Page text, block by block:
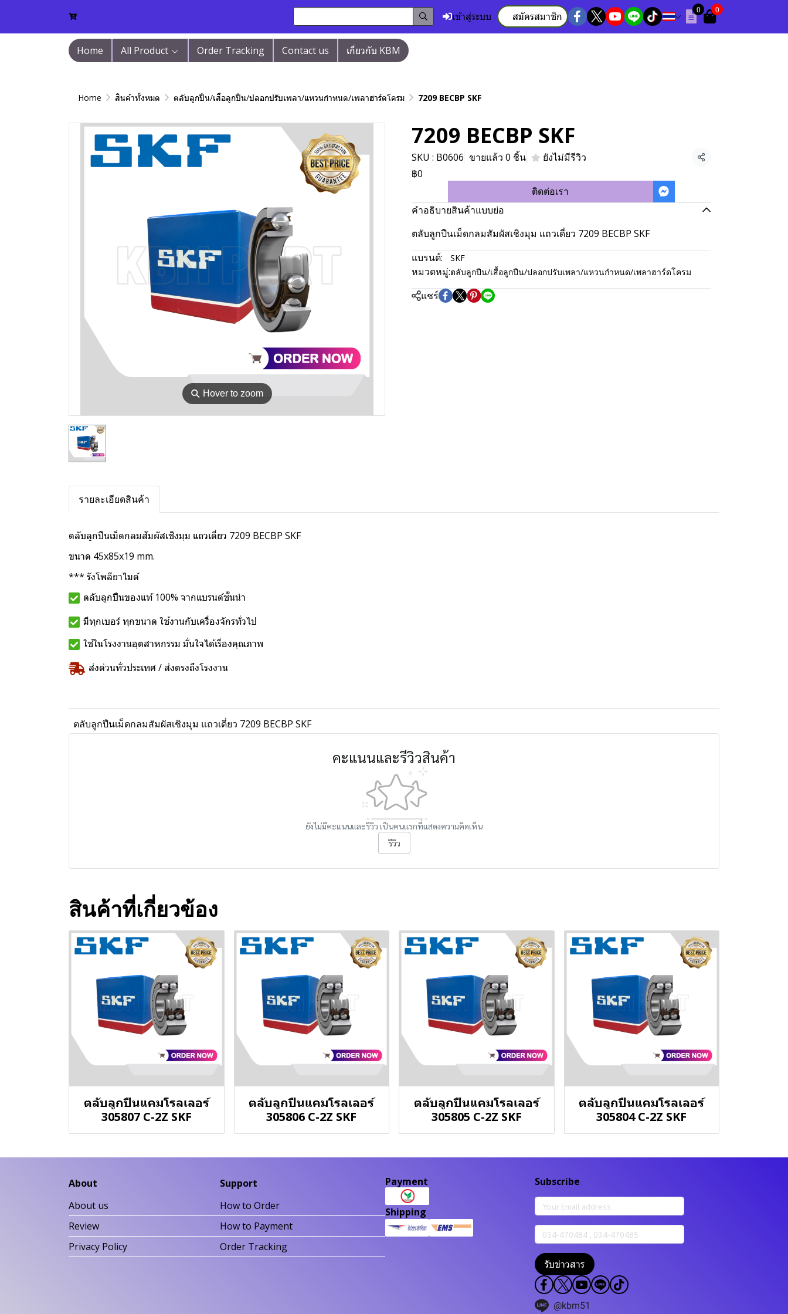
เข้าสู่ระบบ สมัครสมาชิก
0 0
Home All Product Order Tracking Contact us เกี่ยวกับ KBM
Home สินค้าทั้งหมด ตลับลูกปืน/เสื้อลูกปืน/ปลอกปรับเพลา/แหวนกำหนด/เพลาฮาร์ดโครม 7209 BECBP SKF
⚲ Hover to zoom
7209 BECBP SKF
SKU : B0606 ขายแล้ว 0 ชิ้น ยังไม่มีรีวิว
แชร์
฿0
ติดต่อเรา
คำอธิบายสินค้าแบบย่อ
ตลับลูกปืนเม็ดกลมสัมผัสเชิงมุม แถวเดี่ยว 7209 BECBP SKF
แบรนด์:
SKF
หมวดหมู่:ตลับลูกปืน/เสื้อลูกปืน/ปลอกปรับเพลา/แหวนกำหนด/เพลาฮาร์ดโครม
แชร์
รายละเอียดสินค้า
ตลับลูกปืนเม็ดกลมสัมผัสเชิงมุม แถวเดี่ยว 7209 BECBP SKF
ขนาด 45x85x19 mm.
*** รังโพลียาไมด์
ตลับลูกปืนของแท้ 100% จากแบรนด์ชั้นนำ
มีทุกเบอร์ ทุกขนาด ใช้งานกับเครื่องจักรทั่วไป
ใช้ในโรงงานอุตสาหกรรม มั่นใจได้เรื่องคุณภาพ
ส่งด่วนทั่วประเทศ / ส่งตรงถึงโรงงาน
ตลับลูกปืนเม็ดกลมสัมผัสเชิงมุม แถวเดี่ยว 7209 BECBP SKF
คะแนนและรีวิวสินค้า
ยังไม่มีคะแนนและรีวิว เป็นคนแรกที่แสดงความคิดเห็น
รีวิว
สินค้าที่เกี่ยวข้อง
ตลับลูกปืนแคมโรลเลอร์
305807 C-2Z SKF
ตลับลูกปืนแคมโรลเลอร์
305806 C-2Z SKF
ตลับลูกปืนแคมโรลเลอร์
305805 C-2Z SKF
ตลับลูกปืนแคมโรลเลอร์
305804 C-2Z SKF
About
About us
Review
Privacy Policy
Support
How to Order
How to Payment
Order Tracking
Payment
Shipping
Subscribe
รับข่าวสาร
@kbm51